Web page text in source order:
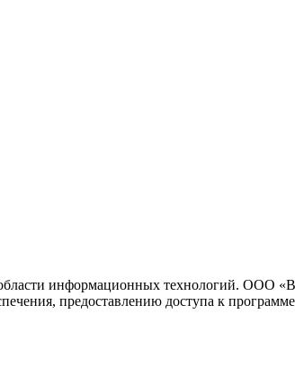
информационных технологий. ООО
предоставлению доступа к